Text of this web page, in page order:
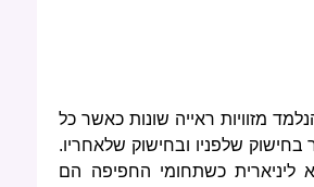
מזוויות ראייה שונות כאשר כל
בחישוק שלפניו ובחישוק שלאחריו.
ליניארית כשתחומי החפיפה הם